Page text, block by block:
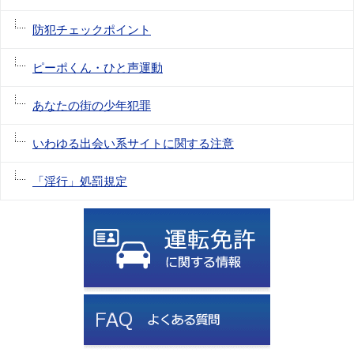
防犯チェックポイント
ピーポくん・ひと声運動
あなたの街の少年犯罪
いわゆる出会い系サイトに関する注意
「淫行」処罰規定